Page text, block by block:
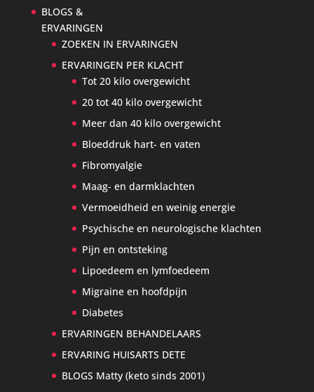
BLOGS &
ERVARINGEN
ZOEKEN IN ERVARINGEN
ERVARINGEN PER KLACHT
Tot 20 kilo overgewicht
20 tot 40 kilo overgewicht
Meer dan 40 kilo overgewicht
Bloeddruk hart- en vaten
Fibromyalgie
Maag- en darmklachten
Vermoeidheid en weinig energie
Psychische en neurologische klachten
Pijn en ontsteking
Lipoedeem en lymfoedeem
Migraine en hoofdpijn
Diabetes
ERVARINGEN BEHANDELAARS
ERVARING HUISARTS DETE
BLOGS Matty (keto sinds 2001)